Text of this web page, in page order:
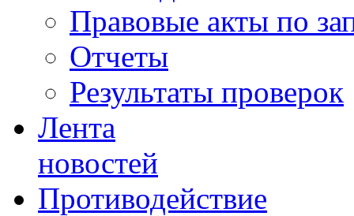
Правовые акты по
Отчеты
Результаты проверок
Лента
новостей
Противодействие